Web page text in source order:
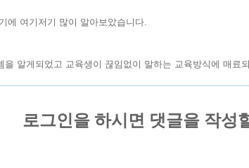
에 여기저기 많이 알아보았습니다.
을 알게되었고 교육생이 끊임없이 말하는 교육방식에 매료